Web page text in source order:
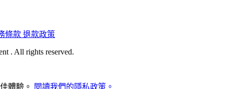
條款 退款政策
. All rights reserved.
體驗。 閱讀我們的隱私政策。